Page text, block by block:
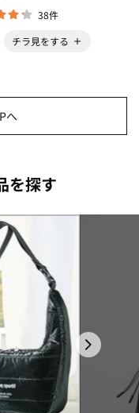
38件
チラ見をする
へ
を探す